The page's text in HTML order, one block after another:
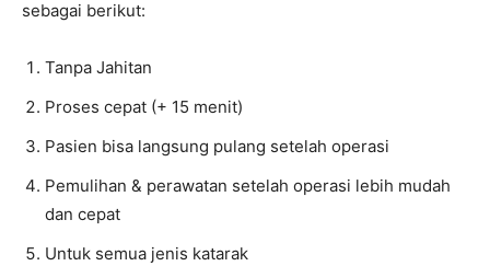
sebagai berikut:
Tanpa Jahitan
Proses cepat (+ 15 menit)
Pasien bisa langsung pulang setelah operasi
Pemulihan & perawatan setelah operasi lebih mudah
dan cepat
Untuk semua jenis katarak